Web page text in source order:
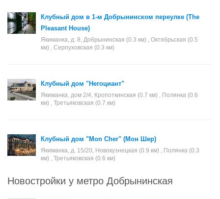
Клубный дом в 1-м Добрынинском переулке (The
Pleasant House)
Якиманка, д. 8, Добрынинская (0.3 км) , Октябрьская (0.5
км) , Серпуховская (0.3 км)
Клубный дом "Негоциант"
Якиманка, дом 2/4, Кропоткинская (0.7 км) , Полянка (0.6
км) , Третьяковская (0.7 км)
Клубный дом "Mon Cher" (Мон Шер)
Якиманка, д. 15/20, Новокузнецкая (0.9 км) , Полянка (0.3
км) , Третьяковская (0.6 км)
Новостройки у метро Добрынинская